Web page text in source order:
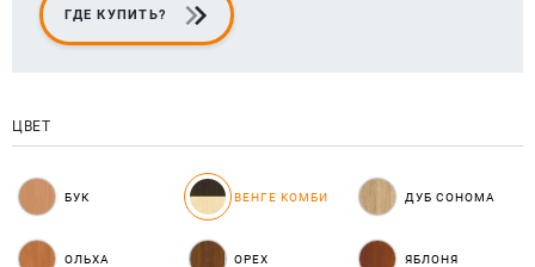
ГДЕ КУПИТЬ?
ЦВЕТ
БУК ВЕНГЕ КОМБИ ДУБ СОНОМА
ОЛЬХА ОРЕХ ЯБЛОНЯ